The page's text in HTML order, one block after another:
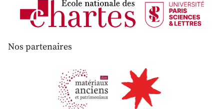
Nos partenaires